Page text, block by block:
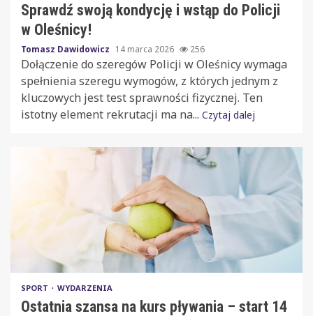
Sprawdź swoją kondycję i wstąp do Policji
w Oleśnicy!
Tomasz Dawidowicz 14 marca 2026 256
Dołączenie do szeregów Policji w Oleśnicy wymaga
spełnienia szeregu wymogów, z których jednym z
kluczowych jest test sprawności fizycznej. Ten
istotny element rekrutacji ma na... Czytaj dalej
SPORT WYDARZENIA
Ostatnia szansa na kurs pływania – start 14